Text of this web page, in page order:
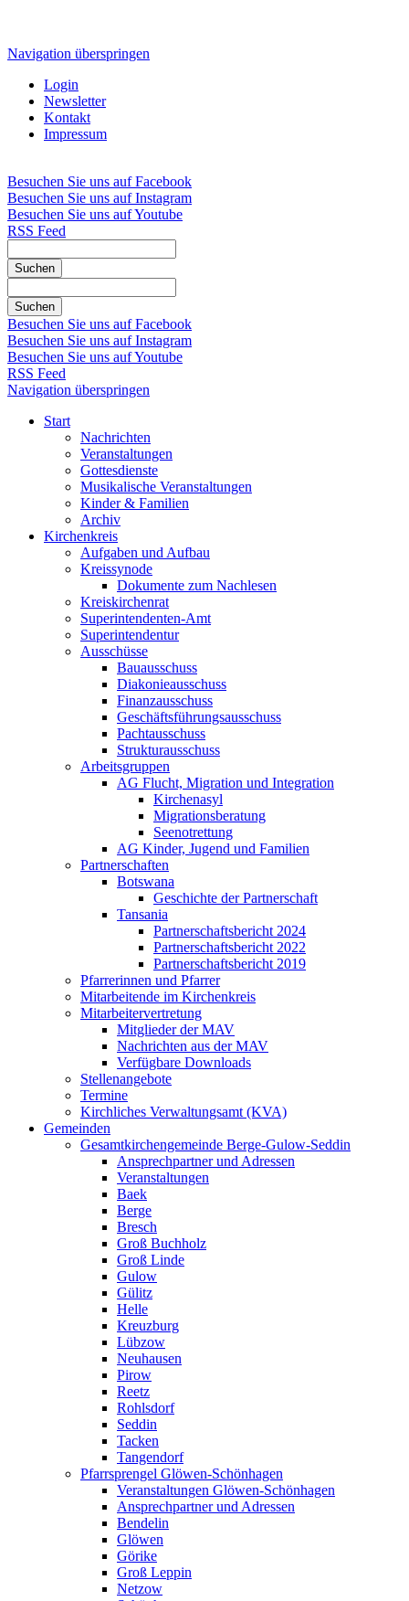
Navigation überspringen
Login
Newsletter
Kontakt
Impressum
Besuchen Sie uns auf Facebook
Besuchen Sie uns auf Instagram
Besuchen Sie uns auf Youtube
RSS Feed
Suchen
Suchen
Besuchen Sie uns auf Facebook
Besuchen Sie uns auf Instagram
Besuchen Sie uns auf Youtube
RSS Feed
Navigation überspringen
Start
Nachrichten
Veranstaltungen
Gottesdienste
Musikalische Veranstaltungen
Kinder & Familien
Archiv
Kirchenkreis
Aufgaben und Aufbau
Kreissynode
Dokumente zum Nachlesen
Kreiskirchenrat
Superintendenten-Amt
Superintendentur
Ausschüsse
Bauausschuss
Diakonieausschuss
Finanzausschuss
Geschäftsführungsausschuss
Pachtausschuss
Strukturausschuss
Arbeitsgruppen
AG Flucht, Migration und Integration
Kirchenasyl
Migrationsberatung
Seenotrettung
AG Kinder, Jugend und Familien
Partnerschaften
Botswana
Geschichte der Partnerschaft
Tansania
Partnerschaftsbericht 2024
Partnerschaftsbericht 2022
Partnerschaftsbericht 2019
Pfarrerinnen und Pfarrer
Mitarbeitende im Kirchenkreis
Mitarbeitervertretung
Mitglieder der MAV
Nachrichten aus der MAV
Verfügbare Downloads
Stellenangebote
Termine
Kirchliches Verwaltungsamt (KVA)
Gemeinden
Gesamtkirchengemeinde Berge-Gulow-Seddin
Ansprechpartner und Adressen
Veranstaltungen
Baek
Berge
Bresch
Groß Buchholz
Groß Linde
Gulow
Gülitz
Helle
Kreuzburg
Lübzow
Neuhausen
Pirow
Reetz
Rohlsdorf
Seddin
Tacken
Tangendorf
Pfarrsprengel Glöwen-Schönhagen
Veranstaltungen Glöwen-Schönhagen
Ansprechpartner und Adressen
Bendelin
Glöwen
Görike
Groß Leppin
Netzow